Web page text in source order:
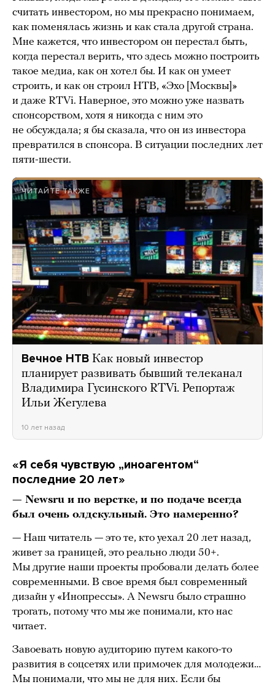
считать инвестором, но мы прекрасно понимаем,
как поменялась жизнь и как стала другой страна.
Мне кажется, что инвестором он перестал быть,
когда перестал верить, что здесь можно построить
такое медиа, как он хотел бы. И как он умеет
строить, и как он строил НТВ, «Эхо [Москвы]»
и даже RTVi. Наверное, это можно уже назвать
спонсорством, хотя я никогда с ним это
не обсуждала; я бы сказала, что он из инвестора
превратился в спонсора. В ситуации последних лет
пяти-шести.
ЧИТАЙТЕ ТАКЖЕ
Вечное НТВ Как новый инвестор
планирует развивать бывший телеканал
Владимира Гусинского RTVi. Репортаж
Ильи Жегулева
10 лет назад
«Я себя чувствую „иноагентом“
последние 20 лет»
— Newsru и по верстке, и по подаче всегда
был очень олдскульный. Это намеренно?
— Наш читатель — это те, кто уехал 20 лет назад,
живет за границей, это реально люди 50+.
Мы другие наши проекты пробовали делать более
современными. В свое время был современный
дизайн у «Инопрессы». А Newsru было страшно
трогать, потому что мы же понимали, кто нас
читает.
Завоевать новую аудиторию путем какого-то
развития в соцсетях или примочек для молодежи…
Мы понимали, что мы не для них. Если бы